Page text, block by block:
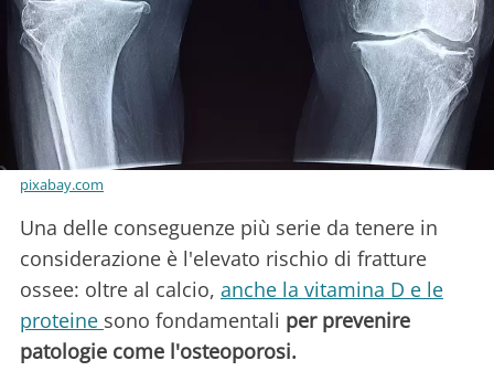
pixabay.com
Una delle conseguenze più serie da tenere in
considerazione è l'elevato rischio di fratture
ossee: oltre al calcio, anche la vitamina D e le
proteine sono fondamentali per prevenire
patologie come l'osteoporosi.